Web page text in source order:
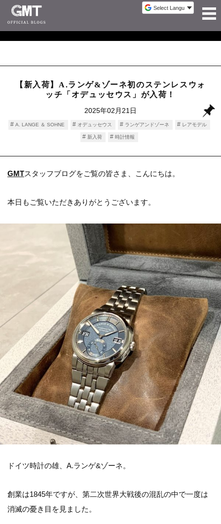
【新入荷】A.ランゲ&ゾーネ初のステンレスウォ
ッチ「オデュッセウス」が入荷！
2025年02月21日
A. LANGE ＆ SOHNE オデュッセウス ランゲアンドゾーネ レアモデル
新入荷 時計情報
GMTスタッフブログをご覧の皆さま、こんにちは。
本日もご覧いただきありがとうございます。
ドイツ時計の雄、A.ランゲ&ゾーネ。
創業は1845年ですが、第二次世界大戦後の混乱の中で一度は
消滅の憂き目を見ました。